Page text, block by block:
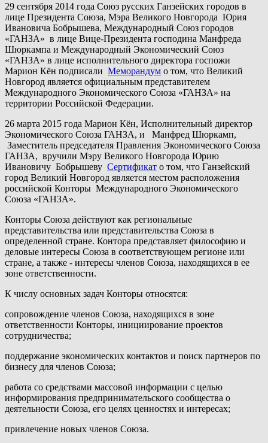
29 сентября 2014 года Союз русских Ганзейских городов в
лице Президента Союза, Мэра Великого Новгорода Юрия
Ивановича Бобрышева, Международный Союз городов
«ГАНЗА» в лице Вице-Президента господина Манфреда
Шюркампа и Международный Экономический Союз
«ГАНЗА» в лице исполнительного директора госпожи
Марион Кён подписали Меморандум о том, что Великий
Новгород является официальным представителем
Международного Экономического Союза «ГАНЗА» на
территории Российской Федерации.
26 марта 2015 года Марион Кён, Исполнительный директор
Экономического Союза ГАНЗА, и Манфред Шюркамп,
Заместитель председателя Правления Экономического Союза
ГАНЗА, вручили Мэру Великого Новгорода Юрию
Ивановичу Бобрышеву Сертификат о том, что Ганзейский
город Великий Новгород является местом расположения
российской Конторы Международного Экономического
Союза «ГАНЗА».
Конторы Союза действуют как региональные
представительства или представительства Союза в
определенной стране. Контора представляет философию и
деловые интересы Союза в соответствующем регионе или
стране, а также - интересы членов Союза, находящихся в ее
зоне ответственности.
К числу основных задач Конторы относятся:
сопровождение членов Союза, находящихся в зоне
ответственности Конторы, инициирование проектов
сотрудничества;
поддержание экономических контактов и поиск партнеров по
бизнесу для членов Союза;
работа со средствами массовой информации с целью
информирования предпринимательского сообщества о
деятельности Союза, его целях ценностях и интересах;
привлечение новых членов Союза.